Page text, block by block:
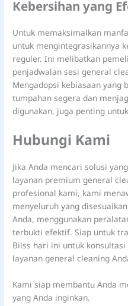
Kebersihan yang
Untuk memaksimalkan
untuk mengintegrasikannya
reguler. Ini melibatkan
penjadwalan sesi general
Mengadopsi kebiasaan
tumpahan segera dan
digunakan, juga penting
Hubungi Kami
Jika Anda mencari solusi
layanan premium general
profesional kami, kami
menyeluruh yang
Anda, menggunakan
terbukti efektif. Siap untuk
Bilss hari ini untuk
layanan general cleaning
Kami siap membantu Anda
yang Anda inginkan.